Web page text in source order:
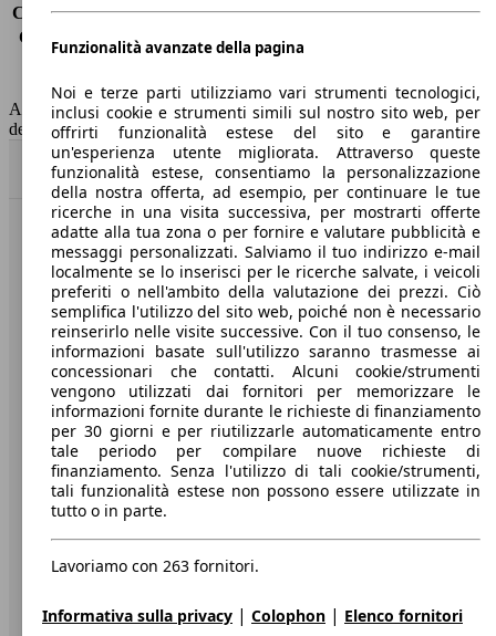
Consumo (extra-urbano) 4.6 l/100km
Consumo (combinato)*
5.4 l/100km
Capacità del serbatoio
52 l
AutoScout24 non si assume alcuna responsabilità per la correttezza
dei dati.
Torna su
Benvenuti su AutoScout24, il mercato auto europeo.
Società
A proposito di AutoScout24
Stampa
Media
Condizioni generali
Informazioni
Privacy
Dichiarazione di Accessibilità
Servizi
Funzionalità avanzate della pagina
Noi e terze parti utilizziamo vari strumenti tecnologici,
inclusi cookie e strumenti simili sul nostro sito web, per
offrirti funzionalità estese del sito e garantire
un'esperienza utente migliorata. Attraverso queste
funzionalità estese, consentiamo la personalizzazione
della nostra offerta, ad esempio, per continuare le tue
ricerche in una visita successiva, per mostrarti offerte
adatte alla tua zona o per fornire e valutare pubblicità e
messaggi personalizzati. Salviamo il tuo indirizzo e-mail
localmente se lo inserisci per le ricerche salvate, i veicoli
preferiti o nell'ambito della valutazione dei prezzi. Ciò
semplifica l'utilizzo del sito web, poiché non è necessario
reinserirlo nelle visite successive. Con il tuo consenso, le
informazioni basate sull'utilizzo saranno trasmesse ai
concessionari che contatti. Alcuni cookie/strumenti
vengono utilizzati dai fornitori per memorizzare le
informazioni fornite durante le richieste di finanziamento
per 30 giorni e per riutilizzarle automaticamente entro
tale periodo per compilare nuove richieste di
finanziamento. Senza l'utilizzo di tali cookie/strumenti,
tali funzionalità estese non possono essere utilizzate in
tutto o in parte.
Lavoriamo con 263 fornitori.
Informativa sulla privacy | Colophon | Elenco fornitori